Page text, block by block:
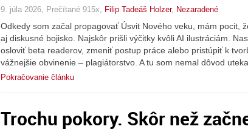
9. júla 2026, Prečítané 915x, Filip Tadeáš Holzer, Nezaradené
Odkedy som začal propagovať Úsvit Nového veku, mám pocit,
aj diskusné bojisko. Najskôr prišli výčitky kvôli AI ilustráciám.
osloviť beta readerov, zmeniť postup práce alebo pristúpiť k
vážnejšie obvinenie – plagiátorstvo. A tu som nemal dôvod
Pokračovanie článku
Trochu pokory. Skôr než